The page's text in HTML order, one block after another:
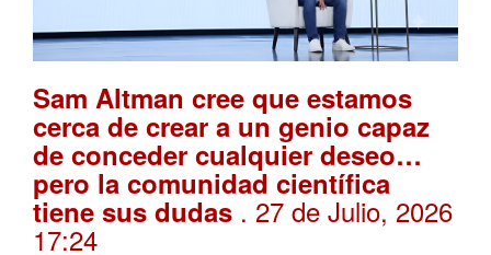
Sam Altman cree que estamos
cerca de crear a un genio capaz
de conceder cualquier deseo…
pero la comunidad científica
tiene sus dudas . 27 de Julio, 2026
17:24